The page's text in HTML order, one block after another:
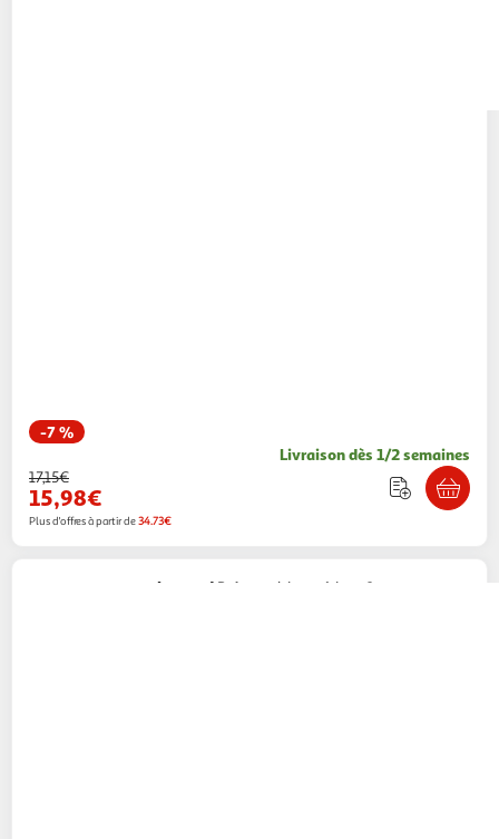
-7 %
Livraison dès 1/2 semaines
17,15€
15,98€
Plus d'offres à partir de34.73€
Legrand